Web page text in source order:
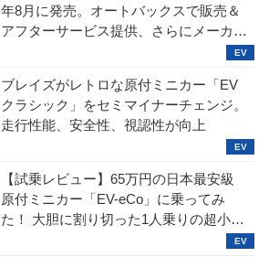
年8月に発売。オートバックスで販売＆
アフターサービス提供、さらにメーカー
ブレイズがレトロな原付ミニカー「EV
クラシック」をセミマイナーチェンジ。
走行性能、安全性、視認性が向上
【試乗レビュー】65万円の日本最安級
原付ミニカー「EV-eCo」に乗ってみ
た！ 大胆に割り切った1人乗りの超小型